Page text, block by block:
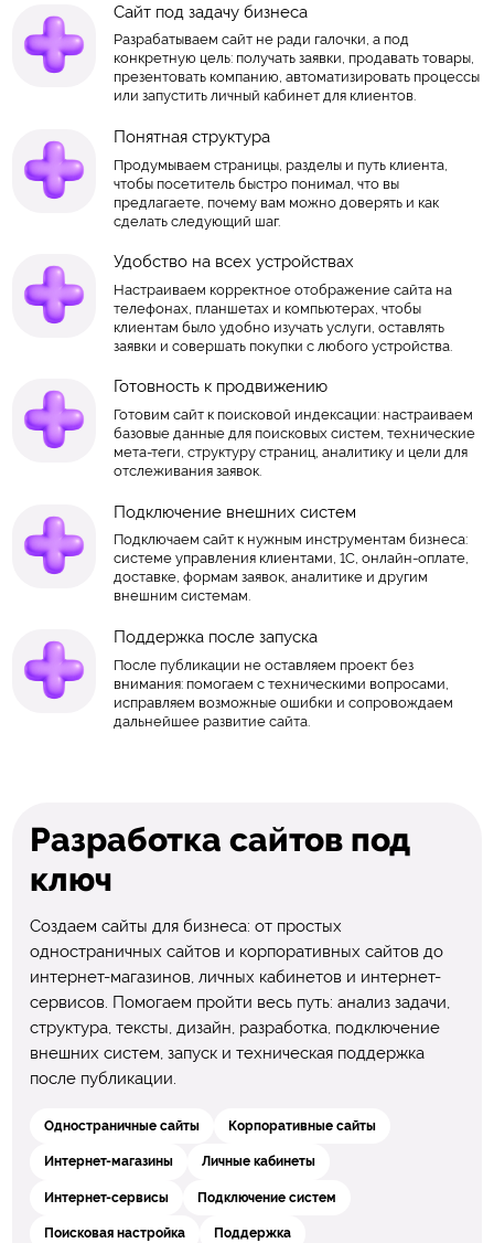
Сайт под задачу бизнеса
Разрабатываем сайт не ради галочки, а под
конкретную цель: получать заявки, продавать товары,
презентовать компанию, автоматизировать процессы
или запустить личный кабинет для клиентов.
Понятная структура
Продумываем страницы, разделы и путь клиента,
чтобы посетитель быстро понимал, что вы
предлагаете, почему вам можно доверять и как
сделать следующий шаг.
Удобство на всех устройствах
Настраиваем корректное отображение сайта на
телефонах, планшетах и компьютерах, чтобы
клиентам было удобно изучать услуги, оставлять
заявки и совершать покупки с любого устройства.
Готовность к продвижению
Готовим сайт к поисковой индексации: настраиваем
базовые данные для поисковых систем, технические
мета-теги, структуру страниц, аналитику и цели для
отслеживания заявок.
Подключение внешних систем
Подключаем сайт к нужным инструментам бизнеса:
системе управления клиентами, 1С, онлайн-оплате,
доставке, формам заявок, аналитике и другим
внешним системам.
Поддержка после запуска
После публикации не оставляем проект без
внимания: помогаем с техническими вопросами,
исправляем возможные ошибки и сопровождаем
дальнейшее развитие сайта.
Разработка сайтов под
ключ
Создаем сайты для бизнеса: от простых
одностраничных сайтов и корпоративных сайтов до
интернет-магазинов, личных кабинетов и интернет-
сервисов. Помогаем пройти весь путь: анализ задачи,
структура, тексты, дизайн, разработка, подключение
внешних систем, запуск и техническая поддержка
после публикации.
Одностраничные сайты Корпоративные сайты
Интернет-магазины Личные кабинеты
Интернет-сервисы Подключение систем
Поисковая настройка Поддержка